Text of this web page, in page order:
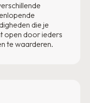
die je
open door ieders
te waarderen.